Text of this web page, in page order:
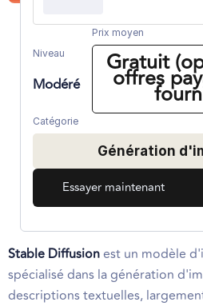
Niveau
Modéré
Prix moyen
Gratuit
offres
Catégorie
Génération
Essayer maintenant
Stable Diffusionest un modèle
spécialisé dans la génération
descriptions textuelles,